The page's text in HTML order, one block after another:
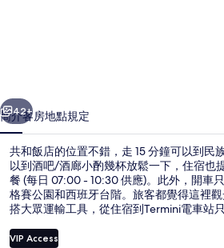
集
個 下一個
42+
簡介客房地點規定
共和飯店的位置不錯，走 15 分鐘可以到民
以到酒吧/酒廊小酌幾杯放鬆一下，住宿也
餐 (每日 07:00 - 10:30 供應)。此外，開車
格賽公園和西班牙台階。旅客都覺得這裡
搭大眾運輸工具，從住宿到Termini電車站
VIP Access